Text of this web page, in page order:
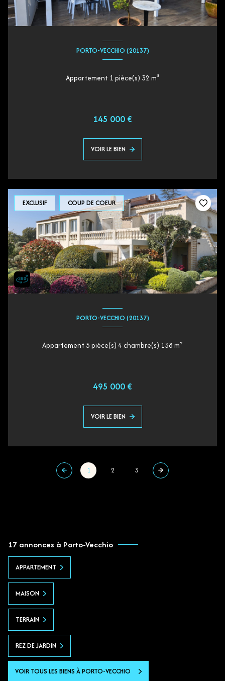
PORTO-VECCHIO (20137)
Appartement 1 pièce(s) 32 m²
145 000 €
VOIR LE BIEN
EXCLUSIF COUP DE COEUR
PORTO-VECCHIO (20137)
Appartement 5 pièce(s) 4 chambre(s) 138 m²
495 000 €
VOIR LE BIEN
1 2 3
17 annonces à Porto-Vecchio
APPARTEMENT
MAISON
TERRAIN
REZ DE JARDIN
VOIR TOUS LES BIENS À PORTO-VECCHIO